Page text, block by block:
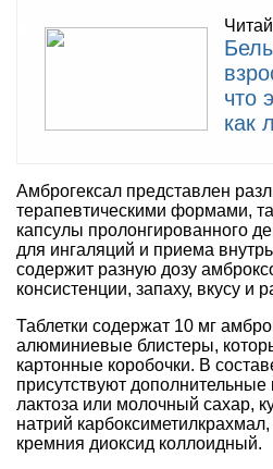
что
как
Амброгексал представлен
терапевтическими формами,
капсулы пролонгированного
для ингаляций и приема
содержит разную дозу
консистенции, запаху, вкусу и
Таблетки содержат 10 мг
алюминиевые блистеры,
картонные коробочки. В
присутствуют дополнительные
лактоза или молочный сахар,
натрий
кремния диоксид коллоидный.